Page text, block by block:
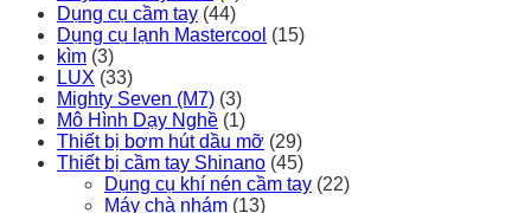
Dụng cụ cầm tay (44)
Dụng cụ lạnh Mastercool (15)
kìm (3)
LUX (33)
Mighty Seven (M7) (3)
Mô Hình Dạy Nghề (1)
Thiết bị bơm hút dầu mỡ (29)
Thiết bị cầm tay Shinano (45)
Dụng cụ khí nén cầm tay (22)
Máy chà nhám (13)